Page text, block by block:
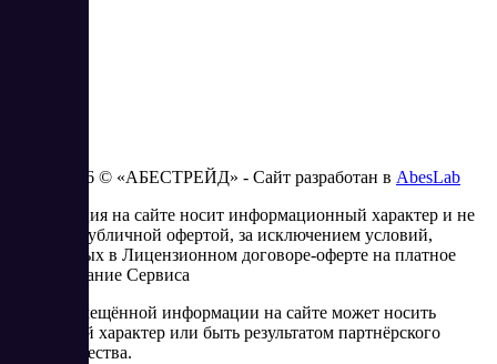
2023 - 2026 © «АБЕСТРЕЙД» - Сайт разработан в AbesLab
Информация на сайте носит информационный характер и не
является публичной офертой, за исключением условий,
изложенных в Лицензионном договоре-оферте на платное
использование Сервиса
Часть размещённой информации на сайте может носить
рекламный характер или быть результатом партнёрского
сотрудничества.